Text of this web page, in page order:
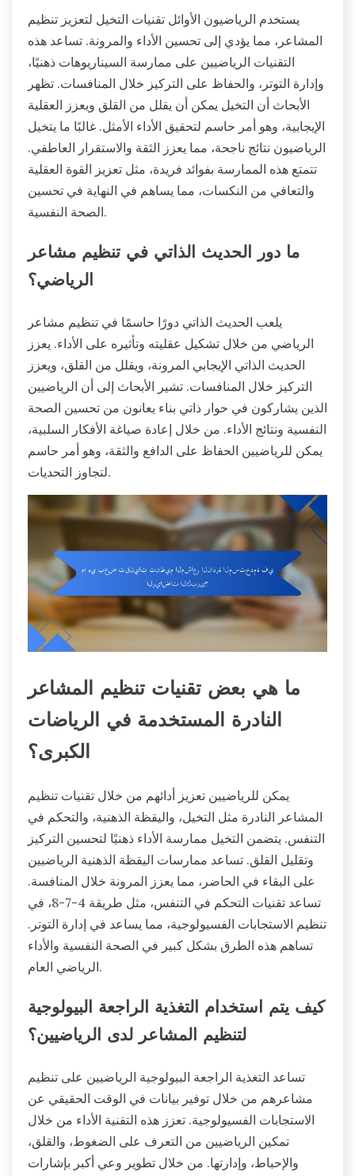
يستخدم الرياضيون الأوائل تقنيات التخيل لتعزيز تنظيم
المشاعر، مما يؤدي إلى تحسين الأداء والمرونة. تساعد هذه
التقنيات الرياضيين على ممارسة السيناريوهات ذهنيًا،
وإدارة التوتر، والحفاظ على التركيز خلال المنافسات. تظهر
الأبحاث أن التخيل يمكن أن يقلل من القلق ويعزز العقلية
الإيجابية، وهو أمر حاسم لتحقيق الأداء الأمثل. غالبًا ما يتخيل
الرياضيون نتائج ناجحة، مما يعزز الثقة والاستقرار العاطفي.
تتمتع هذه الممارسة بفوائد فريدة، مثل تعزيز القوة العقلية
والتعافي من النكسات، مما يساهم في النهاية في تحسين
الصحة النفسية.
ما دور الحديث الذاتي في تنظيم مشاعر
الرياضي؟
يلعب الحديث الذاتي دورًا حاسمًا في تنظيم مشاعر
الرياضي من خلال تشكيل عقليته وتأثيره على الأداء. يعزز
الحديث الذاتي الإيجابي المرونة، ويقلل من القلق، ويعزز
التركيز خلال المنافسات. تشير الأبحاث إلى أن الرياضيين
الذين يشاركون في حوار ذاتي بناء يعانون من تحسين الصحة
النفسية ونتائج الأداء. من خلال إعادة صياغة الأفكار السلبية،
يمكن للرياضيين الحفاظ على الدافع والثقة، وهو أمر حاسم
لتجاوز التحديات.
ما هي بعض تقنيات تنظيم المشاعر
النادرة المستخدمة في الرياضات
الكبرى؟
يمكن للرياضيين تعزيز أدائهم من خلال تقنيات تنظيم
المشاعر النادرة مثل التخيل، واليقظة الذهنية، والتحكم في
التنفس. يتضمن التخيل ممارسة الأداء ذهنيًا لتحسين التركيز
وتقليل القلق. تساعد ممارسات اليقظة الذهنية الرياضيين
على البقاء في الحاضر، مما يعزز المرونة خلال المنافسة.
تساعد تقنيات التحكم في التنفس، مثل طريقة 4-7-8، في
تنظيم الاستجابات الفسيولوجية، مما يساعد في إدارة التوتر.
تساهم هذه الطرق بشكل كبير في الصحة النفسية والأداء
الرياضي العام.
كيف يتم استخدام التغذية الراجعة البيولوجية
لتنظيم المشاعر لدى الرياضيين؟
تساعد التغذية الراجعة البيولوجية الرياضيين على تنظيم
مشاعرهم من خلال توفير بيانات في الوقت الحقيقي عن
الاستجابات الفسيولوجية. تعزز هذه التقنية الأداء من خلال
تمكين الرياضيين من التعرف على الضغوط، والقلق،
والإحباط، وإدارتها. من خلال تطوير وعي أكبر بإشارات